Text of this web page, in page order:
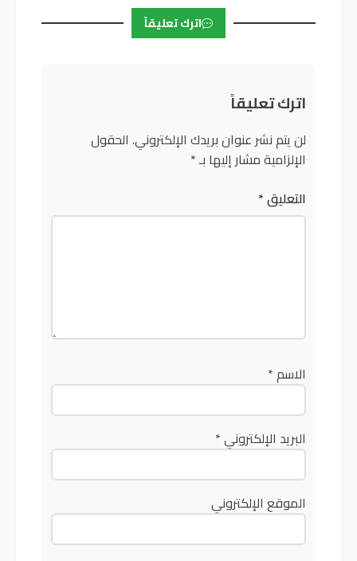
اترك تعليقاً
اترك تعليقاً
لن يتم نشر عنوان بريدك الإلكتروني. الحقول
الإلزامية مشار إليها بـ*
التعليق*
الاسم*
البريد الإلكتروني*
الموقع الإلكتروني